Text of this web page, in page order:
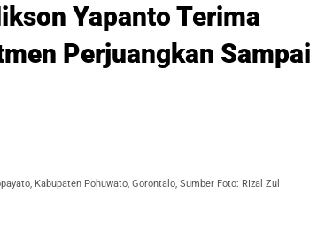
Yapanto Terima
Perjuangkan Sampai
Kabupaten Pohuwato, Gorontalo, Sumber Foto: RIzal Zul